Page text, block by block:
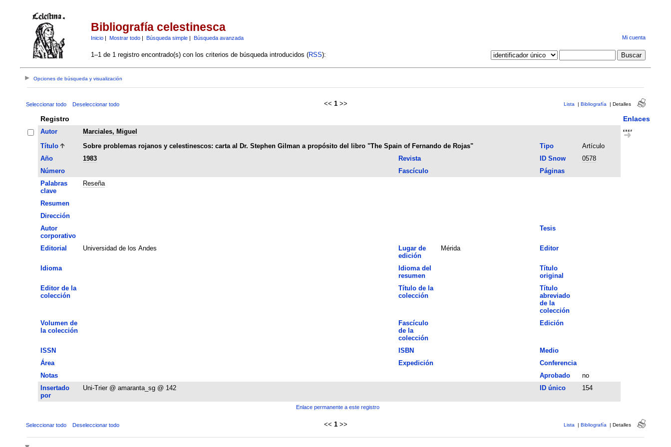
Bibliografía celestinesca
Inicio| Mostrar todo| Búsqueda simple| Búsqueda avanzada Mi cuenta
1–1 de 1 registro encontrado(s) con los criterios de búsqueda introducidos (RSS):
Opciones de búsqueda y visualización
Seleccionar todo Deseleccionar todo << 1 >> Lista | Bibliografía | Detalles
Registro Enlaces
Autor
Marciales, Miguel
Título
Sobre problemas rojanos y celestinescos: carta al Dr. Stephen Gilman a propósito del libro "The Spain of Fernando de Rojas" Tipo
Artículo
Año
1983 Revista ID Snow
0578
Número
Fascículo
Páginas
Palabras
clave
Reseña
Resumen
Dirección
Autor
corporativo
Tesis
Editorial Universidad de los Andes
Lugar de
edición
Mérida Editor
Idioma
Idioma del
resumen
Título
original
Editor de la
colección
Título de la
colección
Título
abreviado
de la
colección
Volumen de
la colección
Fascículo
de la
colección
Edición
ISSN ISBN
Medio
Área
Expedición
Conferencia
Notas
Aprobado
no
Insertado
por
Uni-Trier @ amaranta_sg @ 142 ID único 154
Enlace permanente a este registro
Seleccionar todo Deseleccionar todo << 1 >> Lista | Bibliografía | Detalles